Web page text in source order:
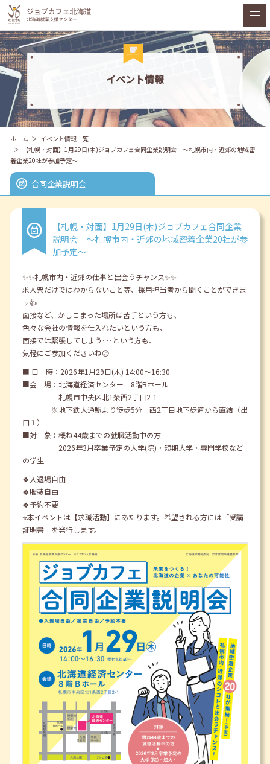
イベント情報
ホーム
イベント情報一覧
【札幌・対面】1月29日(木)ジョブカフェ合同企業説明会 ～札幌市内・近郊の地域密
着企業20社が参加予定～
合同企業説明会
【札幌・対面】1月29日(木)ジョブカフェ合同企業
説明会 ～札幌市内・近郊の地域密着企業20社が参
加予定～
✨✨札幌市内・近郊の仕事と出会うチャンス✨✨
求人票だけではわからないこと等、採用担当者から聞くことができま
す👍
面接など、かしこまった場所は苦手という方も、
色々な会社の情報を仕入れたいという方も、
面接では緊張してしまう･･･という方も、
気軽にご参加くださいね😊
■ 日 時：2026年1月29日(木) 14:00～16:30
■会 場：北海道経済センター 8階Bホール
札幌市中央区北1条西2丁目2-1
※地下鉄大通駅より徒歩5分 西2丁目地下歩道から直結（出
口１）
■対 象：概ね44歳までの就職活動中の方
2026年3月卒業予定の大学(院)・短期大学・専門学校など
の学生
🍀入退場自由
🍀服装自由
🍀予約不要
⭐本イベントは【求職活動】にあたります。希望される方には「受講
証明書」を発行します。